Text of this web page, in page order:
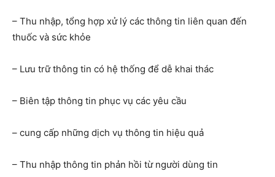
– Thu nhập, tổng hợp xử lý các thông tin liên quan đến
thuốc và sức khỏe
– Lưu trữ thông tin có hệ thống để dễ khai thác
– Biên tập thông tin phục vụ các yêu cầu
– cung cấp những dịch vụ thông tin hiệu quả
– Thu nhập thông tin phản hồi từ người dùng tin